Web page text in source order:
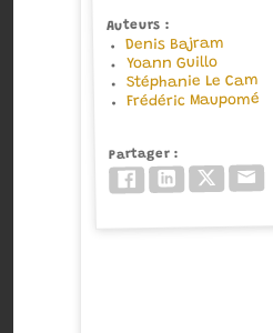
Auteurs
Denis Bajram
Yoann Guillo
Stéphanie Le Cam
Frédéric Maupomé
Partager
FacebookLinkedInTwitter/X